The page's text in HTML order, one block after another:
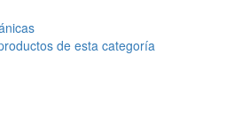
de esta categoría